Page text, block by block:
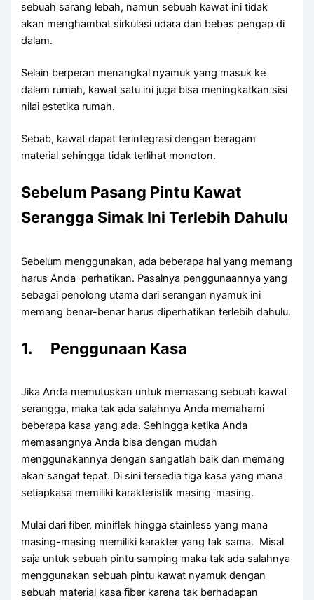
sebuah sarang lebah, namun sebuah kawat ini tidak
akan menghambat sirkulasi udara dan bebas pengap di
dalam.
Selain berperan menangkal nyamuk yang masuk ke
dalam rumah, kawat satu ini juga bisa meningkatkan sisi
nilai estetika rumah.
Sebab, kawat dapat terintegrasi dengan beragam
material sehingga tidak terlihat monoton.
Sebelum Pasang Pintu Kawat
Serangga Simak Ini Terlebih Dahulu
Sebelum menggunakan, ada beberapa hal yang memang
harus Anda perhatikan. Pasalnya penggunaannya yang
sebagai penolong utama dari serangan nyamuk ini
memang benar-benar harus diperhatikan terlebih dahulu.
1. Penggunaan Kasa
Jika Anda memutuskan untuk memasang sebuah kawat
serangga, maka tak ada salahnya Anda memahami
beberapa kasa yang ada. Sehingga ketika Anda
memasangnya Anda bisa dengan mudah
menggunakannya dengan sangatlah baik dan memang
akan sangat tepat. Di sini tersedia tiga kasa yang mana
setiapkasa memiliki karakteristik masing-masing.
Mulai dari fiber, miniflek hingga stainless yang mana
masing-masing memiliki karakter yang tak sama. Misal
saja untuk sebuah pintu samping maka tak ada salahnya
menggunakan sebuah pintu kawat nyamuk dengan
sebuah material kasa fiber karena tak berhadapan